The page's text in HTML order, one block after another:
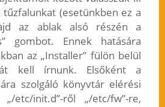
(esetünkben ez a
az ablak alsó részén a
gombot. Ennek hatására
az „Installer” fülön belül
kell írnunk. Elsőként a
szolgáló könyvtár elérési
etc/init.d”-ről „/etc/fw”-re,